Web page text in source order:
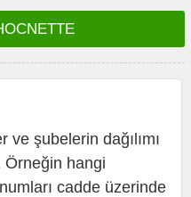
şubelerin dağılımı
Örneğin hangi
cadde üzerinde